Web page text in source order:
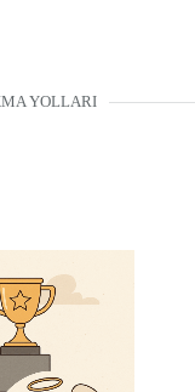
YOLLARI